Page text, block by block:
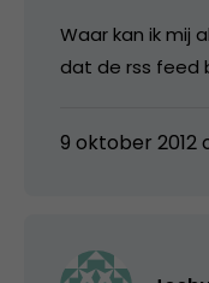
Waar kan ik mij
dat de rss feed
9 oktober 2012